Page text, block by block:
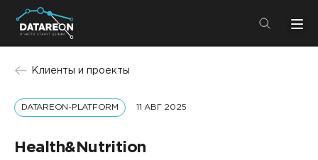
+7 (495) 280-08-01
Услуги
Клиенты и проекты
DATAREON-PLATFORM 11 АВГ 2025
Health&Nutrition